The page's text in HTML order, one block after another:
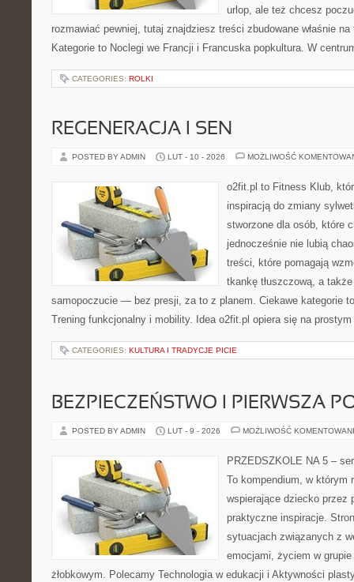
urlop, ale też chcesz
rozmawiać pewniej, tutaj znajdziesz treści zbudowane właśnie
Kategorie to Noclegi we Francji i Francuska popkultura. W
CATEGORIES: ROLKI
REGENERACJA I SEN
POSTED BY ADMIN LUT - 10 - 2026 MOŻLIWOŚĆ
o2fit.pl to Fitness Klub,
inspiracją do zmiany
stworzone dla osób, które
jednocześnie nie lubią
treści, które pomagają
tkankę tłuszczową, a
samopoczucie — bez presji, za to z planem. Ciekawe kategorie
Trening funkcjonalny i mobility. Idea o2fit.pl opiera się na
CATEGORIES: KULTURA I TRADYCJE PICIE
BEZPIECZEŃSTWO I PIERWSZA
POSTED BY ADMIN LUT - 9 - 2026 MOŻLIWOŚĆ
PRZEDSZKOLE NA 5 –
To kompendium, w którym
wspierające dziecko przez
praktyczne inspiracje.
sytuacjach związanych z
emocjami, życiem w
żłobkowym. Polecamy Technologia w edukacji i Aktywności